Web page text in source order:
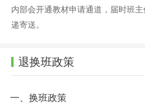
内部会开通教材申请通道，届时班
递寄送。
退换班政策
一、换班政策